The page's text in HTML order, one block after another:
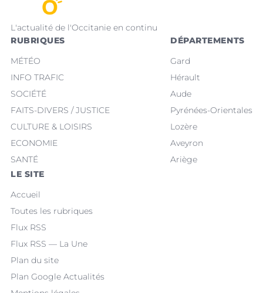
L'actualité de l'Occitanie en continu
RUBRIQUES
MÉTÉO
INFO TRAFIC
SOCIÉTÉ
FAITS-DIVERS / JUSTICE
CULTURE & LOISIRS
ECONOMIE
SANTÉ
DÉPARTEMENTS
Gard
Hérault
Aude
Pyrénées-Orientales
Lozère
Aveyron
Ariège
LE SITE
Accueil
Toutes les rubriques
Flux RSS
Flux RSS — La Une
Plan du site
Plan Google Actualités